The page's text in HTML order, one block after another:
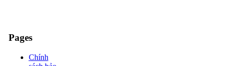
Pages
Chính